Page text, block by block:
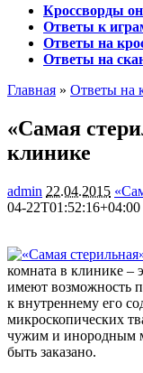
Кроссворды
Ответы к
Ответы на
Ответы на
Главная » Ответы на
«Самая
клинике
admin 22.04.2015
04-22T01:52:16+04:00
комната в клинике –
имеют возможность
к внутреннему его
микроскопических
чужим и инородным
быть заказано.